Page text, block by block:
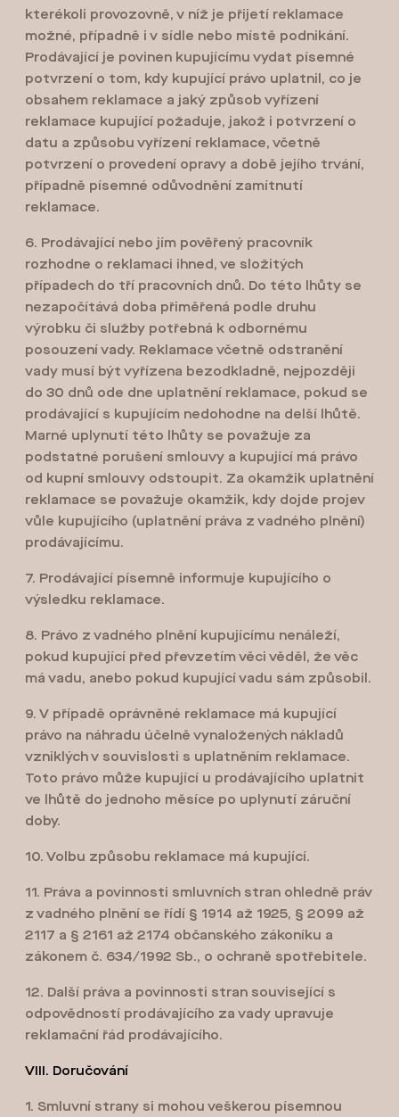
kterékoli provozovně, v níž je přijetí reklamace
možné, případně i v sídle nebo místě podnikání.
Prodávající je povinen kupujícímu vydat písemné
potvrzení o tom, kdy kupující právo uplatnil, co je
obsahem reklamace a jaký způsob vyřízení
reklamace kupující požaduje, jakož i potvrzení o
datu a způsobu vyřízení reklamace, včetně
potvrzení o provedení opravy a době jejího trvání,
případně písemné odůvodnění zamítnutí
reklamace.
6. Prodávající nebo jím pověřený pracovník
rozhodne o reklamaci ihned, ve složitých
případech do tří pracovních dnů. Do této lhůty se
nezapočítává doba přiměřená podle druhu
výrobku či služby potřebná k odbornému
posouzení vady. Reklamace včetně odstranění
vady musí být vyřízena bezodkladně, nejpozději
do 30 dnů ode dne uplatnění reklamace, pokud se
prodávající s kupujícím nedohodne na delší lhůtě.
Marné uplynutí této lhůty se považuje za
podstatné porušení smlouvy a kupující má právo
od kupní smlouvy odstoupit. Za okamžik uplatnění
reklamace se považuje okamžik, kdy dojde projev
vůle kupujícího (uplatnění práva z vadného plnění)
prodávajícímu.
7. Prodávající písemně informuje kupujícího o
výsledku reklamace.
8. Právo z vadného plnění kupujícímu nenáleží,
pokud kupující před převzetím věci věděl, že věc
má vadu, anebo pokud kupující vadu sám způsobil.
9. V případě oprávněné reklamace má kupující
právo na náhradu účelně vynaložených nákladů
vzniklých v souvislosti s uplatněním reklamace.
Toto právo může kupující u prodávajícího uplatnit
ve lhůtě do jednoho měsíce po uplynutí záruční
doby.
10. Volbu způsobu reklamace má kupující.
11. Práva a povinnosti smluvních stran ohledně práv
z vadného plnění se řídí § 1914 až 1925, § 2099 až
2117 a § 2161 až 2174 občanského zákoníku a
zákonem č. 634/1992 Sb., o ochraně spotřebitele.
12. Další práva a povinnosti stran související s
odpovědností prodávajícího za vady upravuje
reklamační řád prodávajícího.
VIII. Doručování
1. Smluvní strany si mohou veškerou písemnou